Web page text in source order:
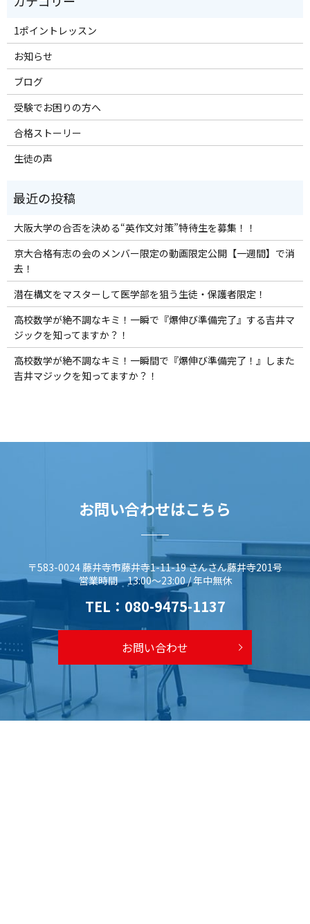
1ポイントレッスン
お知らせ
ブログ
受験でお困りの方へ
合格ストーリー
生徒の声
大阪大学の合否を決める“英作文対策”特待生を募集！！
京大合格有志の会のメンバー限定の動画限定公開【一週間】で消
去！
潜在構文をマスターして医学部を狙う生徒・保護者限定！
高校数学が絶不調なキミ！一瞬で『爆伸び準備完了』する吉井マ
ジックを知ってますか？！
高校数学が絶不調なキミ！一瞬間で『爆伸び準備完了！』しまた
吉井マジックを知ってますか？！
お問い合わせはこちら
〒583-0024 藤井寺市藤井寺1-11-19 さんさん藤井寺201号
営業時間 13:00～23:00 / 年中無休
TEL： 080-9475-1137
お問い合わせ